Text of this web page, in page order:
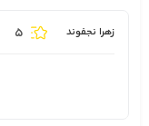
زهرا نجفوند 5